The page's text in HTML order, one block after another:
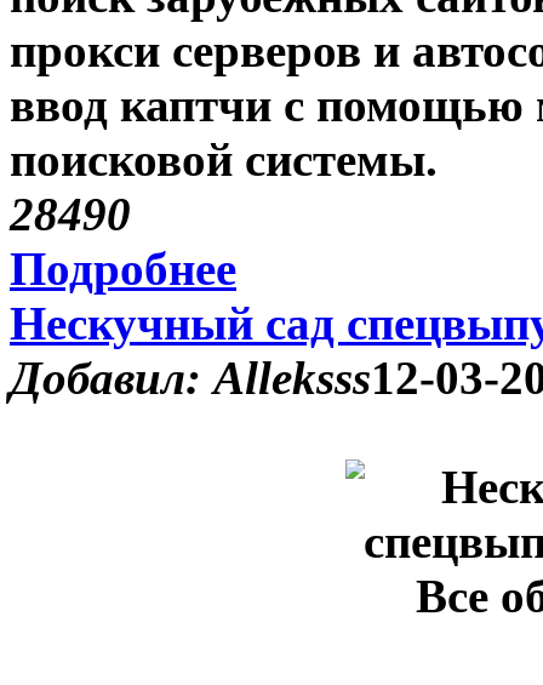
прокси серверов и
ввод каптчи с помощью
поисковой системы.
28490
Подробнее
Нескучный сад
Добавил: Alleksss12-03-